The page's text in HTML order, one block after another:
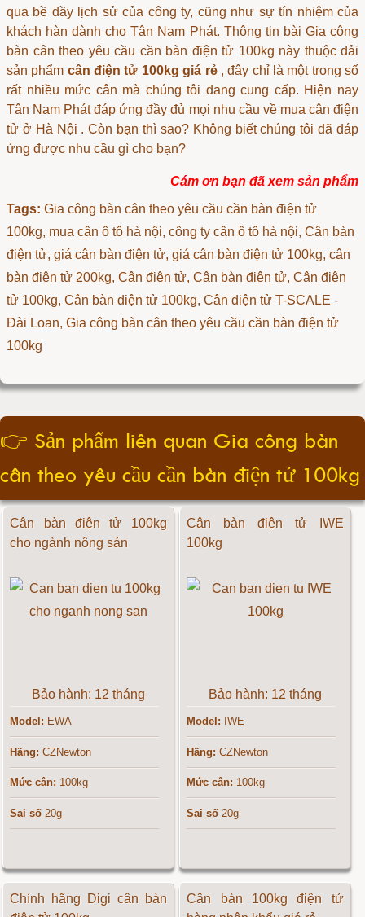
qua bề dầy lịch sử của công ty, cũng như sự tín nhiệm của
khách hàn dành cho Tân Nam Phát. Thông tin bài Gia công
bàn cân theo yêu cầu cần bàn điện tử 100kg này thuộc dải
sản phẩm cân điện tử 100kg giá rẻ, đây chỉ là một trong số
rất nhiều mức cân mà chúng tôi đang cung cấp. Hiện nay
Tân Nam Phát đáp ứng đầy đủ mọi nhu cầu về mua cân điện
tử ở Hà Nội . Còn bạn thì sao? Không biết chúng tôi đã đáp
ứng được nhu cầu gì cho bạn?
Cám ơn bạn đã xem sản phẩm
Tags: Gia công bàn cân theo yêu cầu cần bàn điện tử
100kg, mua cân ô tô hà nội, công ty cân ô tô hà nội, Cân bàn
điện tử, giá cân bàn điện tử, giá cân bàn điện tử 100kg, cân
bàn điện tử 200kg, Cân điện tử, Cân bàn điện tử, Cân điện
tử 100kg, Cân bàn điện tử 100kg, Cân điện tử T-SCALE -
Đài Loan, Gia công bàn cân theo yêu cầu cần bàn điện tử
100kg
👉 Sản phẩm liên quan Gia công bàn
cân theo yêu cầu cần bàn điện tử 100kg
Cân bàn điện tử 100kg
cho ngành nông sản
Bảo hành: 12 tháng
Model: EWA
Hãng: CZNewton
Mức cân: 100kg
Sai số 20g
Cân bàn điện tử IWE
100kg
Bảo hành: 12 tháng
Model: IWE
Hãng: CZNewton
Mức cân: 100kg
Sai số 20g
Chính hãng Digi cân bàn
Cân bàn 100kg điện tử